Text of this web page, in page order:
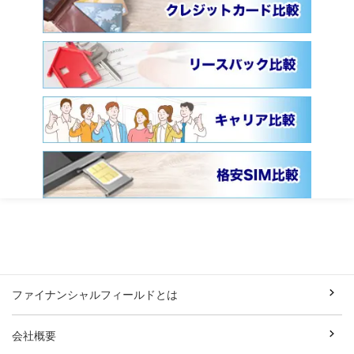
ファイナンシャルフィールドとは
会社概要